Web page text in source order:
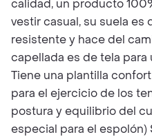
calidad, un producto
vestir casual, su suela es
resistente y hace del
capellada es de tela para
Tiene una plantilla
para el ejercicio de los
postura y equilibrio del
especial para el espolón)